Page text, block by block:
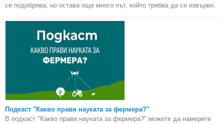
се подобрява, но остава още много път, който трябва да се извърви.
Подкаст "Какво прави науката за фермера?"
В подкаст "Какво прави науката за фермера?" можете да намерите